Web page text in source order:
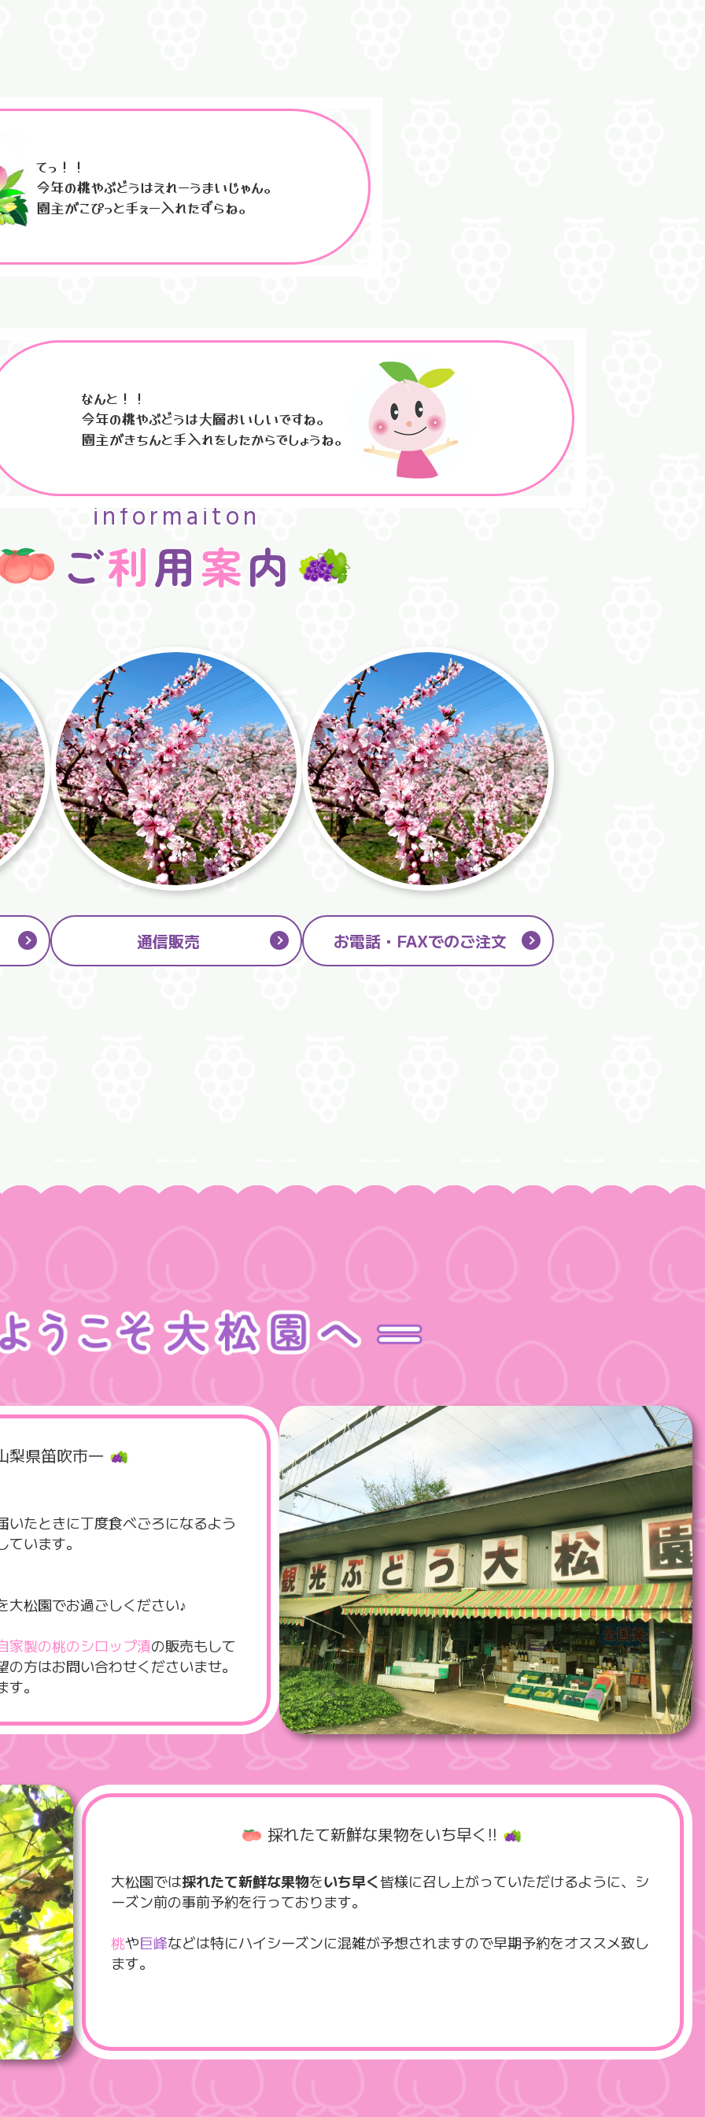
てっ！！
今年の桃やぶどうはえれーうまいじゃん。
園主がこぴっと手ぇー入れたずらね。
なんと！！
今年の桃やぶどうは大層おいしいですね。
園主がきちんと手入れをしたからでしょうね。
informaiton
ご利用案内
通信販売 お電話・FAXでのご注文
梨県笛吹市―
たときに丁度食べごろになるよう
います。
大松園でお過ごしください♪
家製の桃のシロップ漬の販売もして
方はお問い合わせくださいませ。
。
採れたて新鮮な果物をいち早く!!
大松園では採れたて新鮮な果物をいち早く皆様に召し上がっていただけるように、シ
ーズン前の事前予約を行っております。
桃や巨峰などは特にハイシーズンに混雑が予想されますので早期予約をオススメ致し
ます。